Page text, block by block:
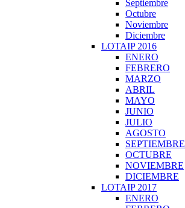
Septiembre
Octubre
Noviembre
Diciembre
LOTAIP 2016
ENERO
FEBRERO
MARZO
ABRIL
MAYO
JUNIO
JULIO
AGOSTO
SEPTIEMBRE
OCTUBRE
NOVIEMBRE
DICIEMBRE
LOTAIP 2017
ENERO